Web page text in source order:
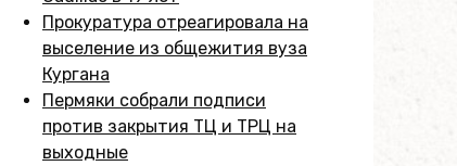
Прокуратура отреагировала на
выселение из общежития вуза
Кургана
Пермяки собрали подписи
против закрытия ТЦ и ТРЦ на
выходные